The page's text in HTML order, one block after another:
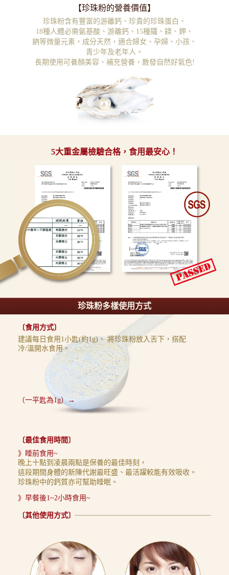
【珍珠粉的營養價值】
珍珠粉含有豐富的游離鈣、珍貴的珍珠蛋白、
18種人體必需氨基酸、游離鈣、15種鐵、 鎂、鉀、
鈉等微量元素，成分天然，適合婦女、孕婦、小孩、
青少年及老年人。
長期使用可養顏美容、補充營養，散發自然好氣色!
5大重金屬檢驗合格，食用最安心！
珍珠粉多樣使用方式
〔食用方式〕
建議每日食用1小匙(約1g)，將珍珠粉放入舌下，搭配
冷/溫開水食用。
（一平匙為1g）→
〔最佳食用時間〕
》睡前食用~
晚上十點到凌晨兩點是保養的最佳時刻，
這段期間身體的新陳代謝最旺盛、最活躍較能有效吸收。
珍珠粉中的鈣質亦可幫助睡眠。
》早餐後1~2小時食用~
〔其他使用方式〕